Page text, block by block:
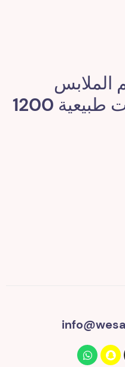
الملابس
المركز 95% مكونات طبيعية 1200